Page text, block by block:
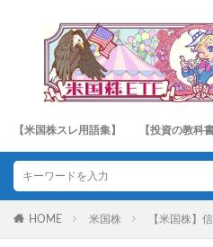
【米国株スレ用語集】 【投資の教科書
HOME 米国株 【米国株】